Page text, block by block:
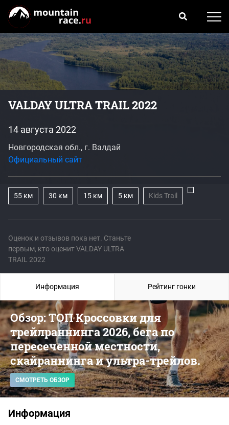
VALDAY ULTRA TRAIL 2022
Оценок и отзывов пока нет. Станьте
первым, кто оценит VALDAY ULTRA
TRAIL 2022
14 августа 2022
Новгородская обл., г. Валдай
Официальный сайт
55 км 30 км 15 км 5 км Kids Trail
Обзор: ТОП Кроссовки для
трейлраннинга 2026, бега по
пересеченной местности,
скайраннинга и ультра-трейлов.
СМОТРЕТЬ ОБЗОР
Информация
Информация Рейтинг гонки